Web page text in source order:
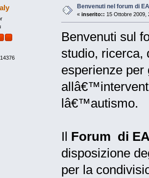
Benvenuti nel forum di
« inserito:: 15 Ottobre 2009,
Benvenuti sul
studio, ricerca,
esperienze
lâ€™autismo.
Il Forum di
disposizione
per la